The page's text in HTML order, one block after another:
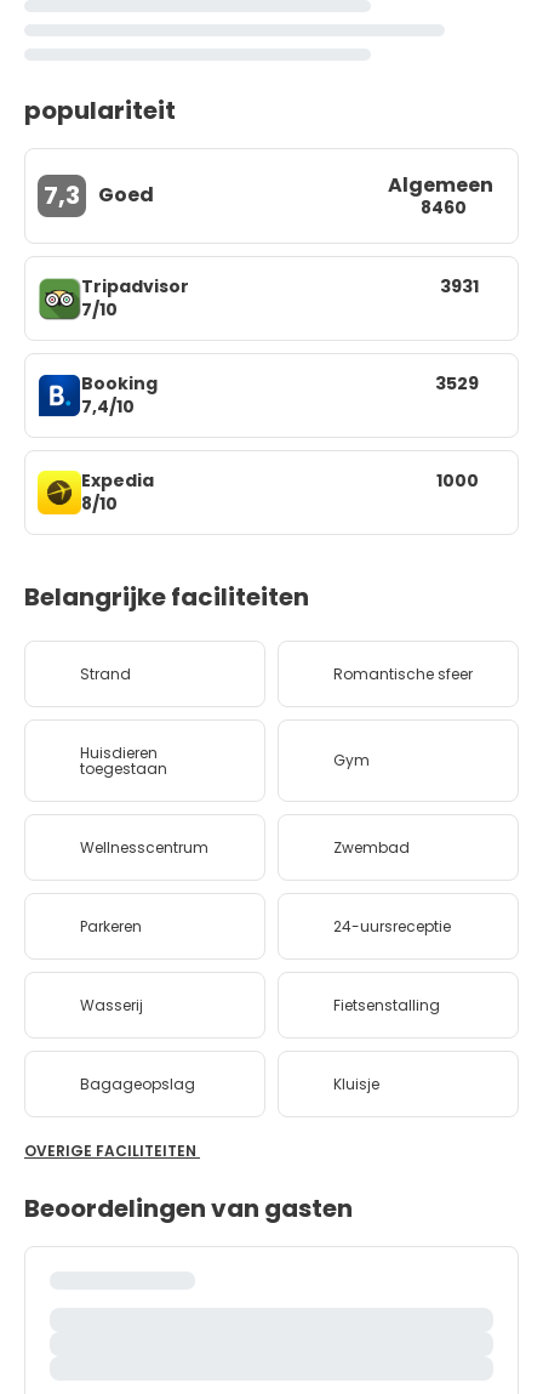
populariteit
7,3 Goed Algemeen
8460
Tripadvisor
7/10
3931
Booking
7,4/10
3529
Expedia
8/10
1000
Belangrijke faciliteiten
Strand Romantische sfeer
Huisdieren
toegestaan Gym
Wellnesscentrum Zwembad
Parkeren 24-uursreceptie
Wasserij Fietsenstalling
Bagageopslag Kluisje
OVERIGE FACILITEITEN
Beoordelingen van gasten